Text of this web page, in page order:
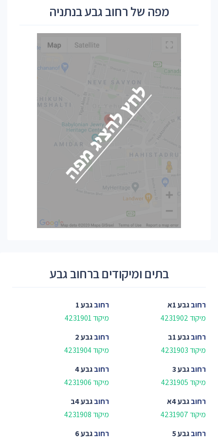
מפה של רחוב גבע בנתניה
בתים ומיקודים ברחוב גבע
רחובגבע 1א
מיקוד 4231902
רחובגבע 1
מיקוד 4231901
רחובגבע 1ב
מיקוד 4231903
רחובגבע 2
מיקוד 4231904
רחובגבע 3
מיקוד 4231905
רחובגבע 4
מיקוד 4231906
רחובגבע 4א
מיקוד 4231907
רחובגבע 4ב
מיקוד 4231908
רחובגבע 5
רחובגבע 6